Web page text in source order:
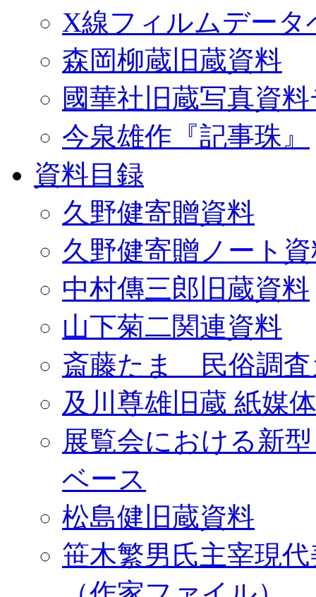
X線フィルムデータ
森岡柳蔵旧蔵資料
國華社旧蔵写真資
今泉雄作『記事珠』
資料目録
久野健寄贈資料
久野健寄贈ノート
中村傳三郎旧蔵資料
山下菊二関連資料
斎藤たま 民俗調査
及川尊雄旧蔵 紙媒
展覧会における新
ベース
松島健旧蔵資料
笹木繁男氏主宰現